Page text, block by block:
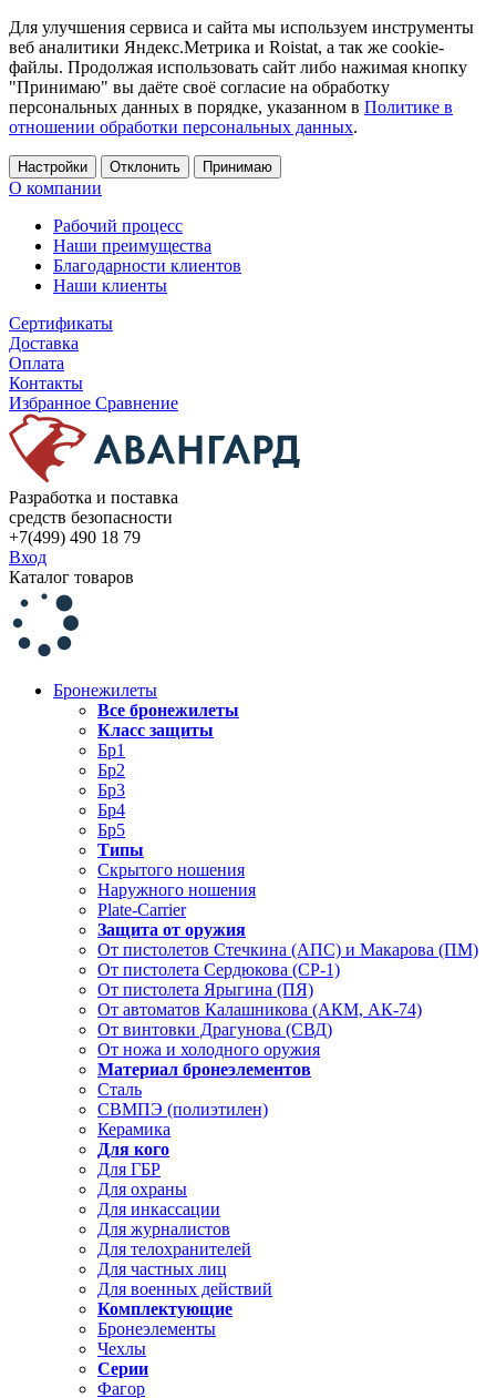
Для улучшения сервиса и сайта мы используем инструменты
веб аналитики Яндекс.Метрика и Roistat, а так же cookie-
файлы. Продолжая использовать сайт либо нажимая кнопку
"Принимаю" вы даёте своё согласие на обработку
персональных данных в порядке, указанном в Политике в
отношении обработки персональных данных.
Настройки Отклонить Принимаю
О компании
Рабочий процесс
Наши преимущества
Благодарности клиентов
Наши клиенты
Сертификаты
Доставка
Оплата
Контакты
Избранное Сравнение
Разработка и поставка
средств безопасности
+7(499) 490 18 79
Вход
Каталог товаров
Бронежилеты
Все бронежилеты
Класс защиты
Бр1
Бр2
Бр3
Бр4
Бр5
Типы
Скрытого ношения
Наружного ношения
Plate-Carrier
Защита от оружия
От пистолетов Стечкина (АПС) и Макарова (ПМ)
От пистолета Сердюкова (СР-1)
От пистолета Ярыгина (ПЯ)
От автоматов Калашникова (АКМ, АК-74)
От винтовки Драгунова (СВД)
От ножа и холодного оружия
Материал бронеэлементов
Сталь
СВМПЭ (полиэтилен)
Керамика
Для кого
Для ГБР
Для охраны
Для инкассации
Для журналистов
Для телохранителей
Для частных лиц
Для военных действий
Комплектующие
Бронеэлементы
Чехлы
Серии
Фагор